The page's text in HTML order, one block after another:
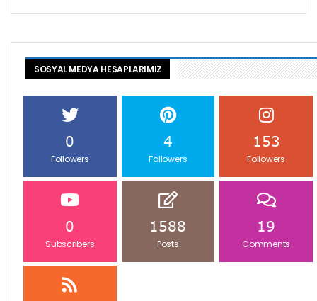
SOSYAL MEDYA HESAPLARIMIZ
0
Followers
4
Followers
153
Followers
0
Subscribers
1588
Posts
19
Comments